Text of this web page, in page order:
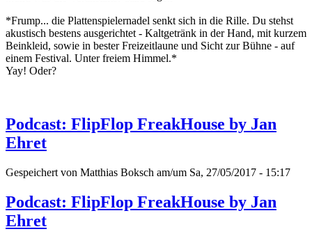
*Frump... die Plattenspielernadel senkt sich in die Rille. Du stehst
akustisch bestens ausgerichtet - Kaltgetränk in der Hand, mit kurzem
Beinkleid, sowie in bester Freizeitlaune und Sicht zur Bühne - auf
einem Festival. Unter freiem Himmel.*
Yay! Oder?
Podcast: FlipFlop FreakHouse by Jan
Ehret
Gespeichert von Matthias Boksch am/um Sa, 27/05/2017 - 15:17
Podcast: FlipFlop FreakHouse by Jan
Ehret